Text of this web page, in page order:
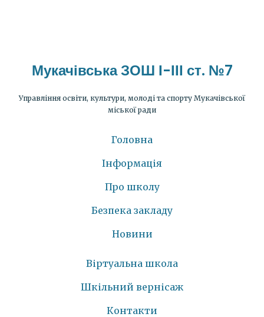
Мукачівська ЗОШ І-ІІІ ст. №7
Управління освіти, культури, молоді та спорту Мукачівської
міської ради
Головна
Інформація
Про школу
Безпека закладу
Новини
Віртуальна школа
Шкільний вернісаж
Контакти